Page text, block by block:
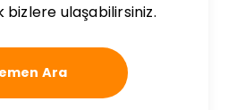
ulaşabilirsiniz.
Ara